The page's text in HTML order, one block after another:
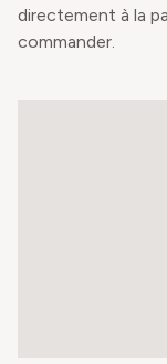
directement à la
commander.